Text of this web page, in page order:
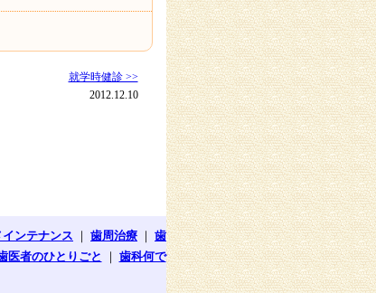
就学時健診 >>
2012.12.10
ンテナンス ｜ 歯周治療 ｜ 歯
医者のひとりごと ｜ 歯科何で